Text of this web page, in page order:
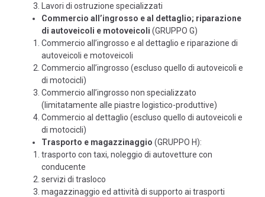
Lavori di ostruzione specializzati
Commercio all’ingrosso e al dettaglio; riparazione
di autoveicoli e motoveicoli (GRUPPO G)
Commercio all’ingrosso e al dettaglio e riparazione di
autoveicoli e motoveicoli
Commercio all’ingrosso (escluso quello di autoveicoli e
di motocicli)
Commercio all’ingrosso non specializzato
(limitatamente alle piastre logistico-produttive)
Commercio al dettaglio (escluso quello di autoveicoli e
di motocicli)
Trasporto e magazzinaggio (GRUPPO H):
trasporto con taxi, noleggio di autovetture con
conducente
servizi di trasloco
magazzinaggio ed attività di supporto ai trasporti